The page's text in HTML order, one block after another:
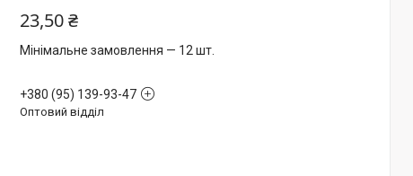
23,50 ₴
Мінімальне замовлення — 12 шт.
+380 (95) 139-93-47
Оптовий відділ